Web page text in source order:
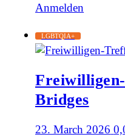
Anmelden
LGBTQIA+
Bridges
23. March 2026